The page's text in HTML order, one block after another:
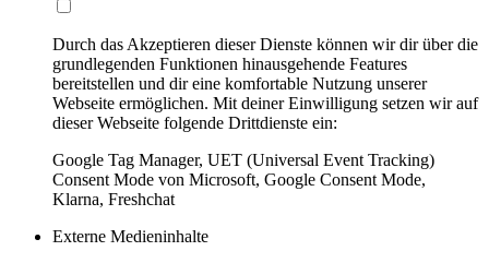
Durch das Akzeptieren dieser Dienste können wir dir über die
grundlegenden Funktionen hinausgehende Features
bereitstellen und dir eine komfortable Nutzung unserer
Webseite ermöglichen. Mit deiner Einwilligung setzen wir auf
dieser Webseite folgende Drittdienste ein:
Google Tag Manager, UET (Universal Event Tracking)
Consent Mode von Microsoft, Google Consent Mode,
Klarna, Freshchat
Externe Medieninhalte